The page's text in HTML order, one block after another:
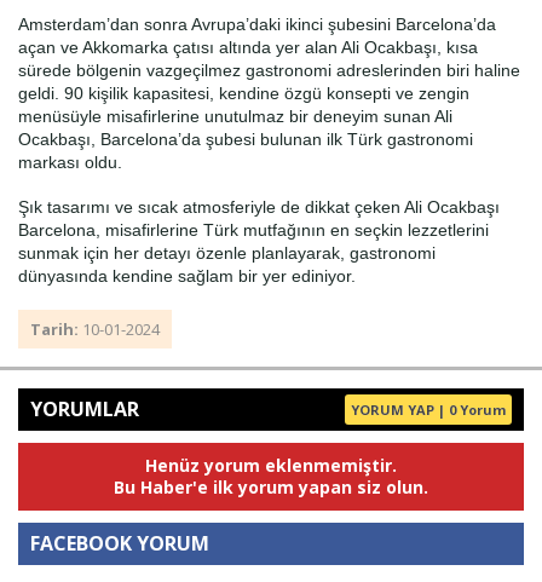
Amsterdam’dan sonra Avrupa’daki ikinci şubesini Barcelona’da
açan ve Akkomarka çatısı altında yer alan Ali Ocakbaşı, kısa
sürede bölgenin vazgeçilmez gastronomi adreslerinden biri haline
geldi. 90 kişilik kapasitesi, kendine özgü konsepti ve zengin
menüsüyle misafirlerine unutulmaz bir deneyim sunan Ali
Ocakbaşı, Barcelona’da şubesi bulunan ilk Türk gastronomi
markası oldu.
Şık tasarımı ve sıcak atmosferiyle de dikkat çeken Ali Ocakbaşı
Barcelona, misafirlerine Türk mutfağının en seçkin lezzetlerini
sunmak için her detayı özenle planlayarak, gastronomi
dünyasında kendine sağlam bir yer ediniyor.
Tarih: 10-01-2024
YORUMLAR YORUM YAP | 0 Yorum
Henüz yorum eklenmemiştir.
Bu Haber'e ilk yorum yapan siz olun.
FACEBOOK YORUM